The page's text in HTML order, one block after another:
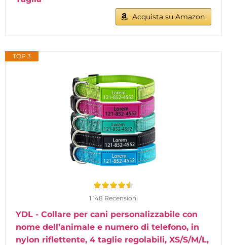
Acquista su Amazon
TOP 3
1.148 Recensioni
YDL - Collare per cani personalizzabile con
nome dell’animale e numero di telefono, in
nylon riflettente, 4 taglie regolabili, XS/S/M/L,